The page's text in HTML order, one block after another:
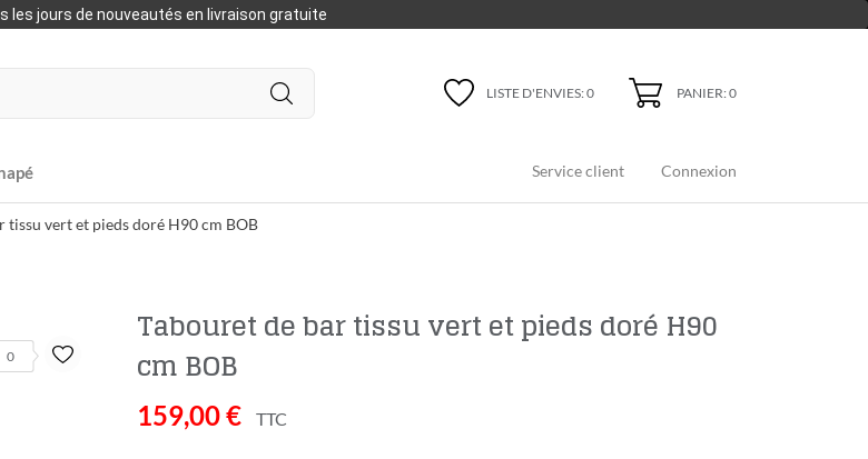
les jours de nouveautés en livraison gratuite
LISTE D'ENVIES:0 PANIER: 0
Service client Connexion
tissu vert et pieds doré H90 cm BOB
0
Tabouret de bar tissu vert et pieds doré H90
cm BOB
159,00 € TTC